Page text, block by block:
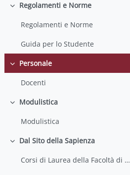
Colapsar
Regolamenti e Norme
Regolamenti e Norme
Guida per lo Studente
Colapsar
Personale
Docenti
Colapsar
Modulistica
Modulistica
Colapsar
Dal Sito della Sapienza
Corsi di Laurea della Facoltà di Farmacia e Medicina